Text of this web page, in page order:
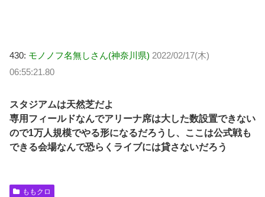
430: モノノフ名無しさん(神奈川県) 2022/02/17(木)
06:55:21.80
スタジアムは天然芝だよ
専用フィールドなんでアリーナ席は大した数設置できない
ので1万人規模でやる形になるだろうし、ここは公式戦も
できる会場なんで恐らくライブには貸さないだろう
ももクロ